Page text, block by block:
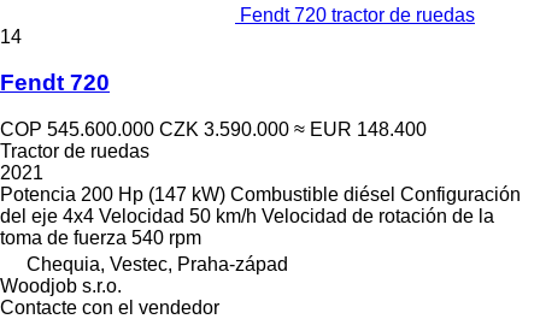
Fendt 720 tractor de ruedas
14
Fendt 720
COP 545.600.000 CZK 3.590.000 ≈ EUR 148.400
Tractor de ruedas
2021
Potencia 200 Hp (147 kW) Combustible diésel Configuración
del eje 4x4 Velocidad 50 km/h Velocidad de rotación de la
toma de fuerza 540 rpm
Chequia, Vestec, Praha-západ
Woodjob s.r.o.
Contacte con el vendedor